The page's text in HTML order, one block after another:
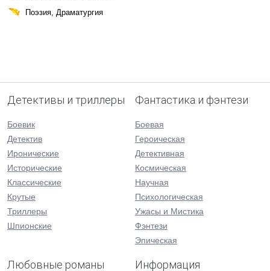
Поэзия, Драматургия
Детективы и триллеры
Боевик
Детектив
Иронические
Исторические
Классические
Крутые
Триллеры
Шпионские
Фантастика и фэнтези
Боевая
Героическая
Детективная
Космическая
Научная
Психологическая
Ужасы и Мистика
Фэнтези
Эпическая
Любовные романы Информация